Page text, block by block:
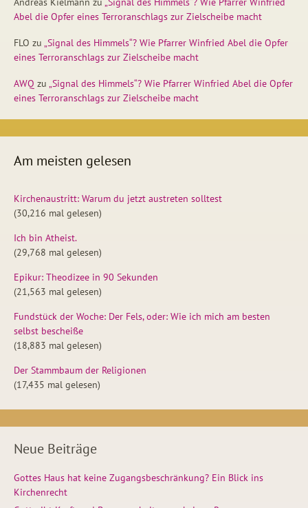
Abel die Opfer eines Terroranschlags zur Zielscheibe macht
FLO zu „Signal des Himmels“? Wie Pfarrer Winfried Abel die Opfer
eines Terroranschlags zur Zielscheibe macht
AWQ zu „Signal des Himmels“? Wie Pfarrer Winfried Abel die Opfer
eines Terroranschlags zur Zielscheibe macht
Am meisten gelesen
Kirchenaustritt: Warum du jetzt austreten solltest
(30,216 mal gelesen)
Ich bin Atheist.
(29,768 mal gelesen)
Epikur: Theodizee in 90 Sekunden
(21,563 mal gelesen)
Fundstück der Woche: Der Fels, oder: Wie ich mich am besten
selbst bescheiße
(18,883 mal gelesen)
Der Stammbaum der Religionen
(17,435 mal gelesen)
Neue Beiträge
Gottes Haus hat keine Zugangsbeschränkung? Ein Blick ins
Kirchenrecht